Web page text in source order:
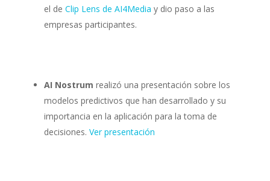
el de Clip Lens de AI4Media y dio paso a las
empresas participantes.
AI Nostrum realizó una presentación sobre los
modelos predictivos que han desarrollado y su
importancia en la aplicación para la toma de
decisiones. Ver presentación